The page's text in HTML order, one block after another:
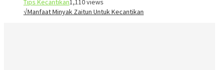
√Manfaat Minyak Zaitun Untuk Kecantikan